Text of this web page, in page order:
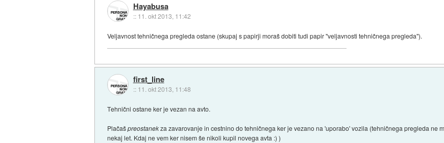
Hayabusa
:: 11. okt 2013, 11:42
Veljavnost tehničnega pregleda ostane (skupaj s papirji moraš dobiti tudi papir "veljavnosti tehničnega pregleda").
first_line
:: 11. okt 2013, 11:48
Tehnični ostane ker je vezan na avto.
Plačašpreostanekza zavarovanje in cestnino do tehničnega ker je vezano na 'uporabo' vozila (tehničnega pregleda ne
nekaj let. Kdaj ne vem ker nisem še nikoli kupil novega avta :) )